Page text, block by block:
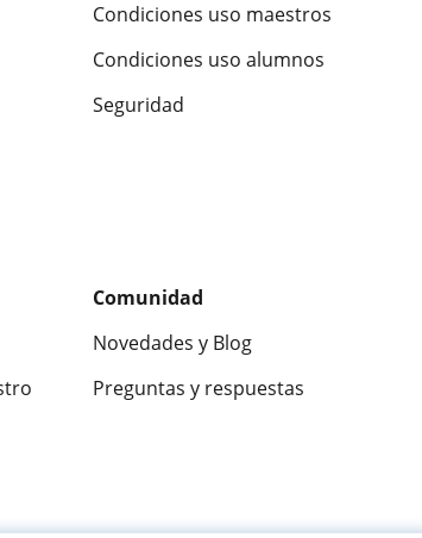
Condiciones uso maestros
Condiciones uso alumnos
Seguridad
Comunidad
Novedades y Blog
Preguntas y respuestas